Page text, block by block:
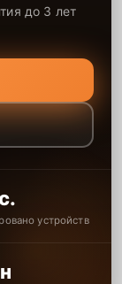
до 3 лет
устройств